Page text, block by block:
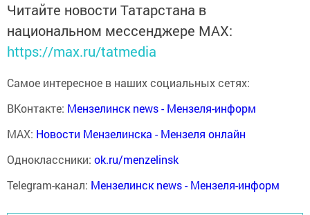
Читайте новости Татарстана в
национальном мессенджере MАХ:
https://max.ru/tatmedia
Самое интересное в наших социальных сетях:
ВКонтакте: Мензелинск news - Мензеля-информ
MAX: Новости Мензелинска - Мензеля онлайн
Одноклассники: ok.ru/menzelinsk
Telegram-канал: Мензелинск news - Мензеля-информ